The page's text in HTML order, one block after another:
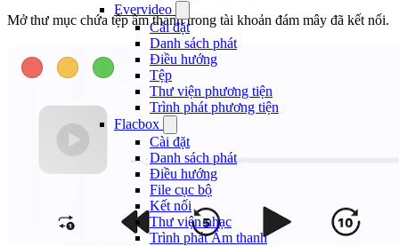
Evervideo
Cài đặt
Danh sách phát
Điều hướng
Tệp
Thư viện phương tiện
Trình phát phương tiện
Flacbox
Cài đặt
Danh sách phát
Điều hướng
File cục bộ
Kết nối
Thư viện nhạc
Trình phát Âm thanh
Mở thư mục chứa tệp âm thanh trong tài khoản đám mây đã kết nối.